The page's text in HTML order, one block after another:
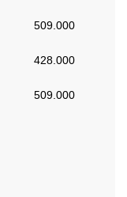
509.000
428.000
509.000